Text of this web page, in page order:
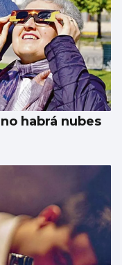
habrá nubes